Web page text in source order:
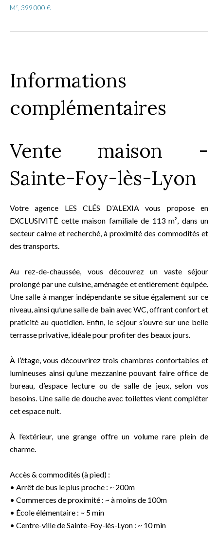
M², 399 000 €
Informations
complémentaires
Vente maison -
Sainte-Foy-lès-Lyon
Votre agence LES CLÉS D’ALEXIA vous propose en
EXCLUSIVITÉ cette maison familiale de 113 m², dans un
secteur calme et recherché, à proximité des commodités et
des transports.
Au rez-de-chaussée, vous découvrez un vaste séjour
prolongé par une cuisine, aménagée et entièrement équipée.
Une salle à manger indépendante se situe également sur ce
niveau, ainsi qu’une salle de bain avec WC, offrant confort et
praticité au quotidien. Enfin, le séjour s’ouvre sur une belle
terrasse privative, idéale pour profiter des beaux jours.
À l’étage, vous découvrirez trois chambres confortables et
lumineuses ainsi qu’une mezzanine pouvant faire office de
bureau, d’espace lecture ou de salle de jeux, selon vos
besoins. Une salle de douche avec toilettes vient compléter
cet espace nuit.
À l’extérieur, une grange offre un volume rare plein de
charme.
Accès & commodités (à pied) :
• Arrêt de bus le plus proche : ~ 200m
• Commerces de proximité : ~ à moins de 100m
• École élémentaire : ~ 5 min
• Centre-ville de Sainte-Foy-lès-Lyon : ~ 10 min